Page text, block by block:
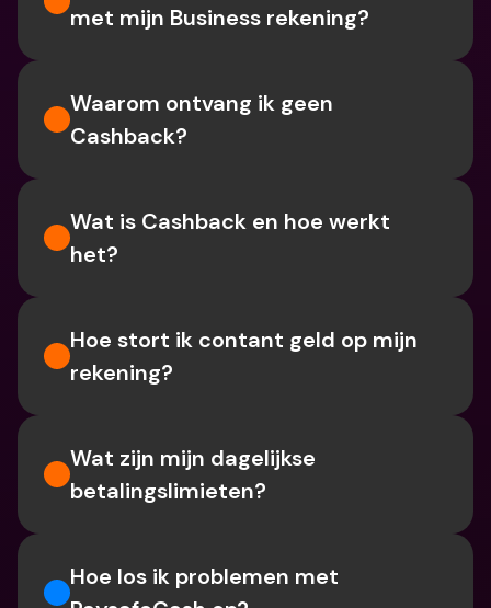
met mijn Business rekening?
Waarom ontvang ik geen
Cashback?
Wat is Cashback en hoe werkt
het?
Hoe stort ik contant geld op mijn
rekening?
Wat zijn mijn dagelijkse
betalingslimieten?
Hoe los ik problemen met